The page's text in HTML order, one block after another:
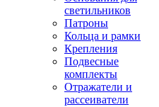
светильников
Патроны
Кольца и рамки
Крепления
Подвесные
комплекты
Отражатели и
рассеиватели